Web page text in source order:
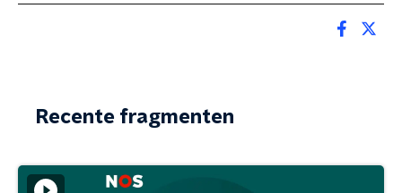
Recente fragmenten